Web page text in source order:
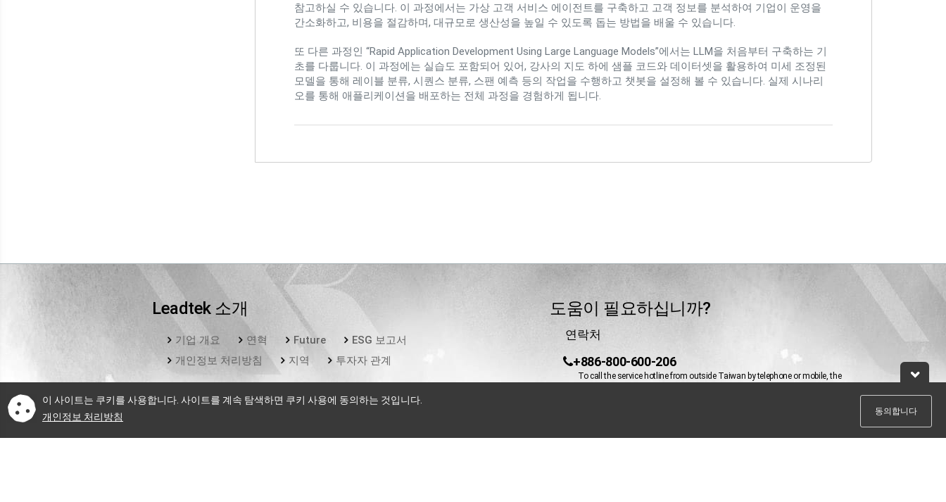
참고하실 수 있습니다. 이 과정에서는 가상 고객 서비스 에이전트를 구축하고 고객 정보를 분석하여 기업이 운영을
간소화하고, 비용을 절감하며, 대규모로 생산성을 높일 수 있도록 돕는 방법을 배울 수 있습니다.
또 다른 과정인 “Rapid Application Development Using Large Language Models”에서는 LLM을 처음부터 구축하는 기
초를 다룹니다. 이 과정에는 실습도 포함되어 있어, 강사의 지도 하에 샘플 코드와 데이터셋을 활용하여 미세 조정된
모델을 통해 레이블 분류, 시퀀스 분류, 스팬 예측 등의 작업을 수행하고 챗봇을 설정해 볼 수 있습니다. 실제 시나리
오를 통해 애플리케이션을 배포하는 전체 과정을 경험하게 됩니다.
Leadtek 소개
기업 개요 연혁 Future
ESG 보고서
개인정보 처리방침
지역 투자자 관계
도움이 필요하십니까?
연락처
+886-800-600-206
To call the service hotline from outside Taiwan by telephone or mobile, the
이 사이트는 쿠키를 사용합니다. 사이트를 계속 탐색하면 쿠키 사용에 동의하는 것입니다.
개인정보 처리방침
동의합니다